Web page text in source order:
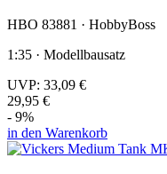
HBO 83881 · HobbyBoss
1:35 · Modellbausatz
UVP: 33,09 €
29,95 €
- 9%
in den Warenkorb